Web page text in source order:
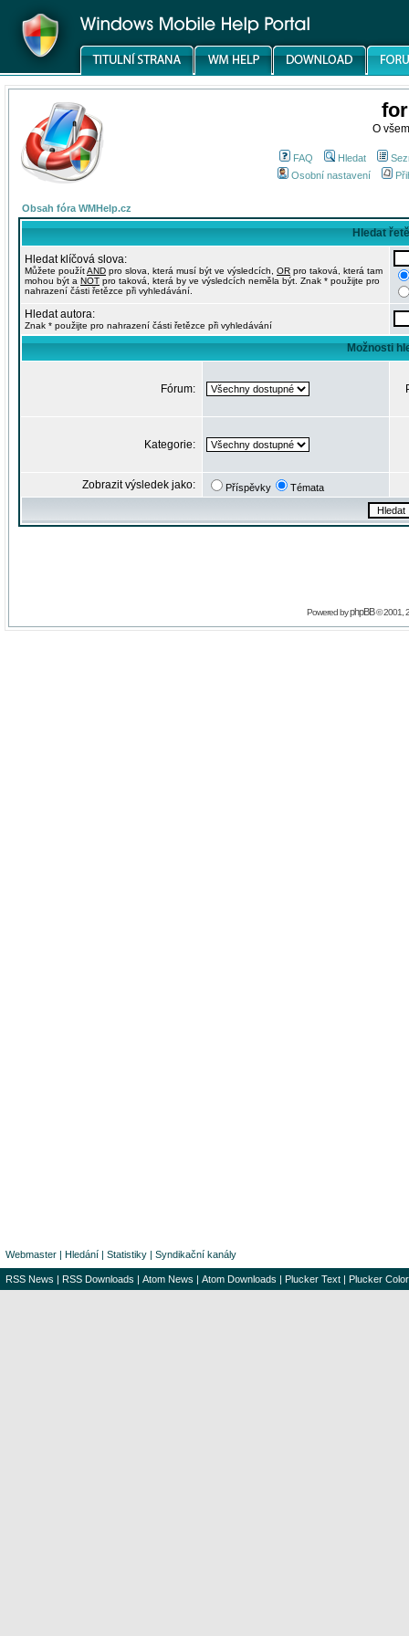
O
FAQ Hledat
Osobní nastavení
Obsah fóra WMHelp.cz
Hledat
Hledat klíčová slova:
Můžete použítAND pro slova, která musí být ve výsledcích, OR pro taková, která tam
mohou být a NOT pro taková, která by ve výsledcích neměla být. Znak * použijte pro
nahrazení části řetězce při vyhledávání.
Hledat autora:
Znak * použijte pro nahrazení části řetězce při vyhledávání
Možnosti
Fórum:
Kategorie:
Zobrazit výsledek jako: Příspěvky Témata
Powered byphpBB© 2001,
Webmaster | Hledání | Statistiky | Syndikační kanály
RSS News | RSS Downloads | Atom News | Atom Downloads | Plucker Text | Plucker Color